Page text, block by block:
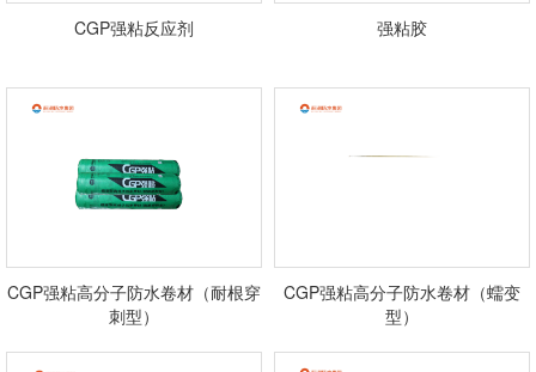
CGP强粘反应剂 强粘胶
CGP强粘高分子防水卷材（耐根穿
刺型）
CGP强粘高分子防水卷材（蠕变
型）